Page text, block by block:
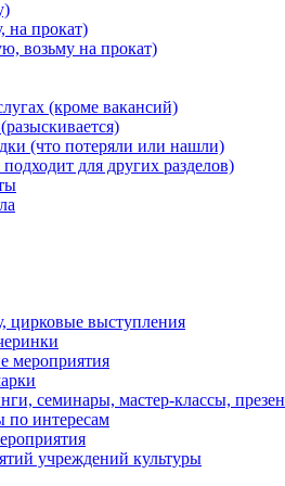
на прокат)
возьму на прокат)
(кроме вакансий)
(что потеряли или нашли)
подходит для других разделов)
цирковые выступления
мероприятия
семинары, мастер-классы,
по интересам
учреждений культуры